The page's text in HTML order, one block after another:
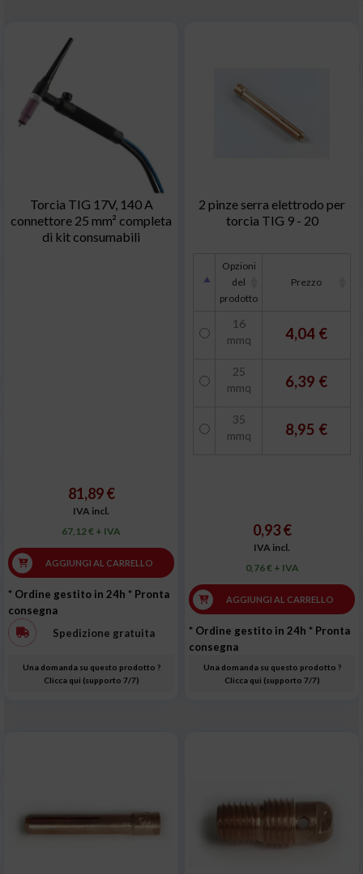
Torcia TIG 17V, 140 A
connettore 25 mm² completa
di kit consumabili
81,89 €
IVA incl.
67,12 € + IVA
AGGIUNGI AL CARRELLO
* Ordine gestito in 24h * Pronta
consegna
Spedizione gratuita
Una domanda su questo prodotto ?
Clicca qui (supporto 7/7)
2 pinze serra elettrodo per
torcia TIG 9 - 20
Opzioni
del
prodotto
Prezzo
16
mmq
4,04 €
25
mmq
6,39 €
35
mmq
8,95 €
0,93 €
IVA incl.
0,76 € + IVA
AGGIUNGI AL CARRELLO
* Ordine gestito in 24h * Pronta
consegna
Una domanda su questo prodotto ?
Clicca qui (supporto 7/7)